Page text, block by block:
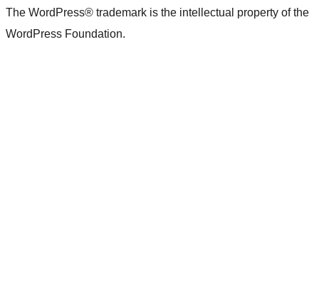
The WordPress® trademark is the intellectual property of the
WordPress Foundation.